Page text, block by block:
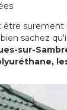
surement
sachez
sur-